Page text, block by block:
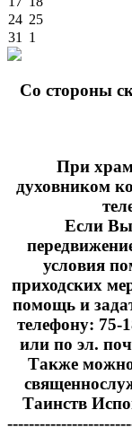
24 25
31
1
Cо стороны
При
духовником
Если Вы
условия
приходских
помощь и
телефону: 75-
или по эл.
Также можно
Таинств